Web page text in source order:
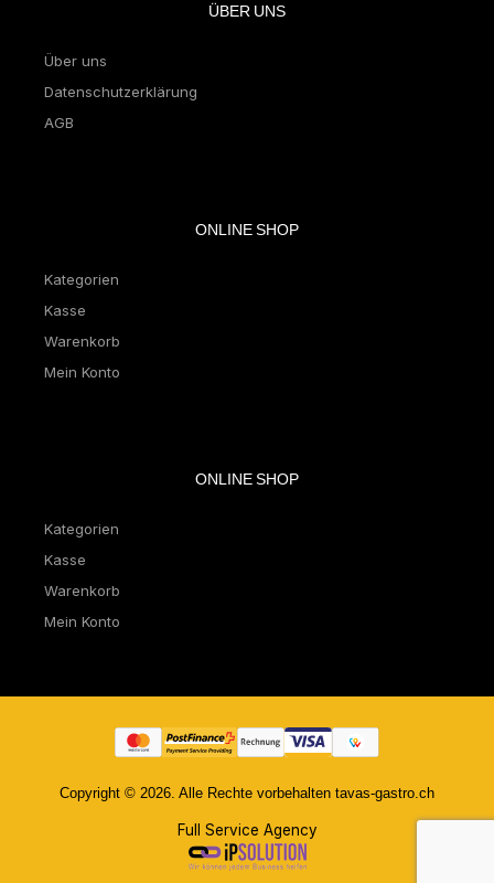
ÜBER UNS
Über uns
Datenschutzerklärung
AGB
ONLINE SHOP
Kategorien
Kasse
Warenkorb
Mein Konto
ONLINE SHOP
Kategorien
Kasse
Warenkorb
Mein Konto
Copyright © 2026. Alle Rechte vorbehalten tavas-gastro.ch
Full Service Agency